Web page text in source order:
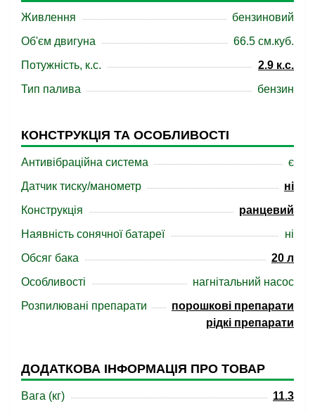
Живлення
бензиновий
Об'єм двигуна
66.5 см.куб.
Потужність, к.с.
2.9 к.с.
Тип палива
бензин
КОНСТРУКЦІЯ ТА ОСОБЛИВОСТІ
Антивібраційна система
є
Датчик тиску/манометр
ні
Конструкція
ранцевий
Наявність сонячної батареї
ні
Обсяг бака
20 л
Особливості
нагнітальний насос
Розпилювані препарати
порошкові препарати
рідкі препарати
ДОДАТКОВА ІНФОРМАЦІЯ ПРО ТОВАР
Вага (кг)
11.3